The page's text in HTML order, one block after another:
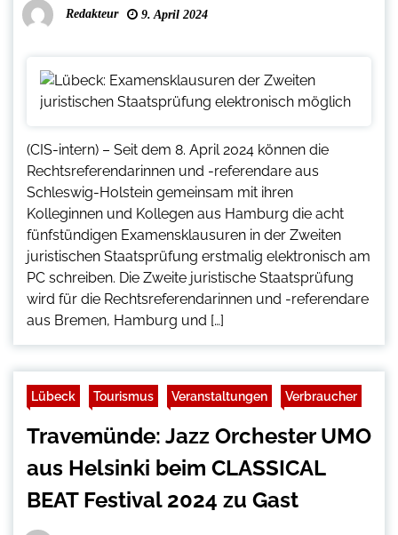
Redakteur 9. April 2024
(CIS-intern) – Seit dem 8. April 2024 können die
Rechtsreferendarinnen und -referendare aus
Schleswig-Holstein gemeinsam mit ihren
Kolleginnen und Kollegen aus Hamburg die acht
fünfstündigen Examensklausuren in der Zweiten
juristischen Staatsprüfung erstmalig elektronisch am
PC schreiben. Die Zweite juristische Staatsprüfung
wird für die Rechtsreferendarinnen und -referendare
aus Bremen, Hamburg und […]
Lübeck Tourismus Veranstaltungen Verbraucher
Travemünde: Jazz Orchester UMO
aus Helsinki beim CLASSICAL
BEAT Festival 2024 zu Gast